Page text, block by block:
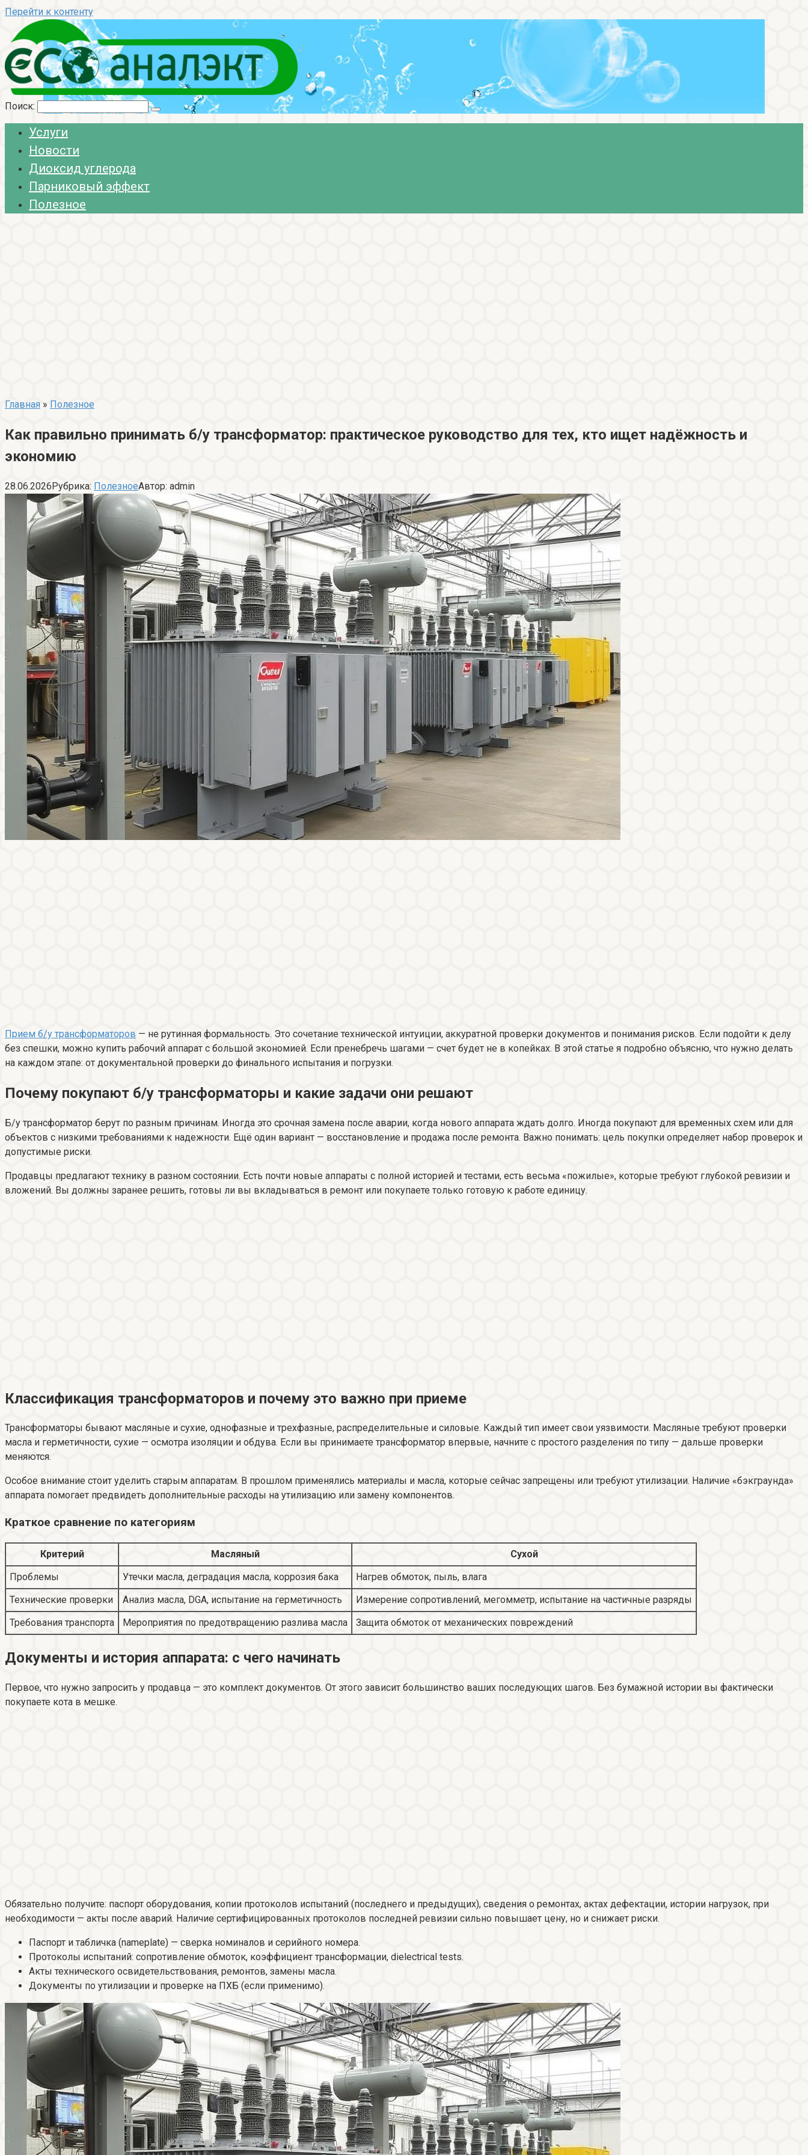
Перейти к контенту
Поиск:
Услуги
Новости
Диоксид углерода
Парниковый эффект
Полезное
Главная » Полезное
Как правильно принимать б/у трансформатор: практическое руководство для тех, кто ищет надёжность и
экономию
28.06.2026Рубрика: ПолезноеАвтор: admin
Прием б/у трансформаторов — не рутинная формальность. Это сочетание технической интуиции, аккуратной проверки документов и понимания рисков. Если подойти к делу
без спешки, можно купить рабочий аппарат с большой экономией. Если пренебречь шагами — счет будет не в копейках. В этой статье я подробно объясню, что нужно делать
на каждом этапе: от документальной проверки до финального испытания и погрузки.
Почему покупают б/у трансформаторы и какие задачи они решают
Б/у трансформатор берут по разным причинам. Иногда это срочная замена после аварии, когда нового аппарата ждать долго. Иногда покупают для временных схем или для
объектов с низкими требованиями к надежности. Ещё один вариант — восстановление и продажа после ремонта. Важно понимать: цель покупки определяет набор проверок и
допустимые риски.
Продавцы предлагают технику в разном состоянии. Есть почти новые аппараты с полной историей и тестами, есть весьма «пожилые», которые требуют глубокой ревизии и
вложений. Вы должны заранее решить, готовы ли вы вкладываться в ремонт или покупаете только готовую к работе единицу.
Классификация трансформаторов и почему это важно при приеме
Трансформаторы бывают масляные и сухие, однофазные и трехфазные, распределительные и силовые. Каждый тип имеет свои уязвимости. Масляные требуют проверки
масла и герметичности, сухие — осмотра изоляции и обдува. Если вы принимаете трансформатор впервые, начните с простого разделения по типу — дальше проверки
меняются.
Особое внимание стоит уделить старым аппаратам. В прошлом применялись материалы и масла, которые сейчас запрещены или требуют утилизации. Наличие «бэкграунда»
аппарата помогает предвидеть дополнительные расходы на утилизацию или замену компонентов.
Краткое сравнение по категориям
Критерий Масляный
Сухой
Проблемы
Утечки масла, деградация масла, коррозия бака
Нагрев обмоток, пыль, влага
Технические проверки
Анализ масла, DGA, испытание на герметичность
Измерение сопротивлений, мегомметр, испытание на частичные разряды
Требования транспорта
Мероприятия по предотвращению разлива масла Защита обмоток от механических повреждений
Документы и история аппарата: с чего начинать
Первое, что нужно запросить у продавца — это комплект документов. От этого зависит большинство ваших последующих шагов. Без бумажной истории вы фактически
покупаете кота в мешке.
Обязательно получите: паспорт оборудования, копии протоколов испытаний (последнего и предыдущих), сведения о ремонтах, актах дефектации, истории нагрузок, при
необходимости — акты после аварий. Наличие сертифицированных протоколов последней ревизии сильно повышает цену, но и снижает риски.
Паспорт и табличка (nameplate) — сверка номиналов и серийного номера.
Протоколы испытаний: сопротивление обмоток, коэффициент трансформации, dielectrical tests.
Акты технического освидетельствования, ремонтов, замены масла.
Документы по утилизации и проверке на ПХБ (если применимо).